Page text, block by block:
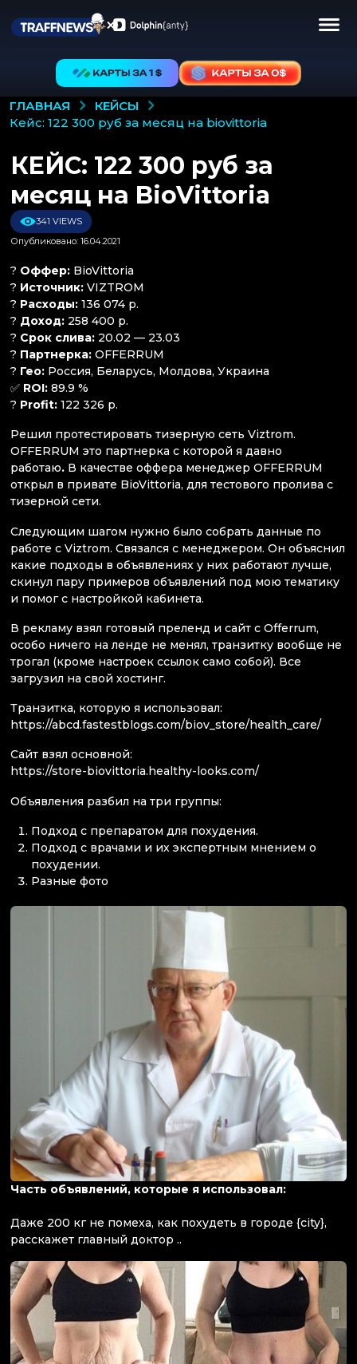
ГЛАВНАЯ
КЕЙСЫ
кейс: 122 300 руб за месяц на biovittoria
КЕЙС: 122 300 руб за
месяц на BioVittoria
341 VIEWS
Опубликовано: 16.04.2021
? Оффер: BioVittoria
? Источник: VIZTROM
? Расходы: 136 074 р.
? Доход: 258 400 р.
? Срок слива: 20.02 — 23.03
? Партнерка: OFFERRUM
? Гео: Россия, Беларусь, Молдова, Украина
✅ ROI: 89.9 %
? Profit: 122 326 р.
Решил протестировать тизерную сеть Viztrom.
OFFERRUM это партнерка с которой я давно
работаю. В качестве оффера менеджер OFFERRUM
открыл в привате BioVittoria, для тестового пролива с
тизерной сети.
Следующим шагом нужно было собрать данные по
работе с Viztrom. Связался с менеджером. Он объяснил
какие подходы в объявлениях у них работают лучше,
скинул пару примеров объявлений под мою тематику
и помог с настройкой кабинета.
В рекламу взял готовый преленд и сайт с Offerrum,
особо ничего на ленде не менял, транзитку вообще не
трогал (кроме настроек ссылок само собой). Все
загрузил на свой хостинг.
Транзитка, которую я использовал:
https://abcd.fastestblogs.com/biov_store/health_care/
Сайт взял основной:
https://store-biovittoria.healthy-looks.com/
Объявления разбил на три группы:
Подход с препаратом для похудения.
Подход с врачами и их экспертным мнением о
похудении.
Разные фото
Часть объявлений, которые я использовал:
Даже 200 кг не помеха, как похудеть в городе {city},
расскажет главный доктор ..